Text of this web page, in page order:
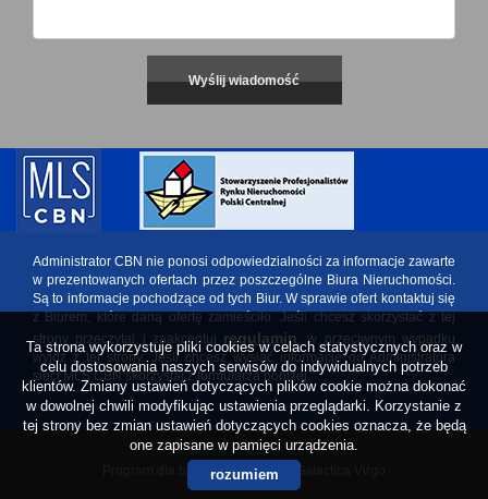
Administrator CBN nie ponosi odpowiedzialności za informacje zawarte
w prezentowanych ofertach przez poszczególne Biura Nieruchomości.
Są to informacje pochodzące od tych Biur. W sprawie ofert kontaktuj się
z Biurem, które daną ofertę zamieściło. Jeśli chcesz skorzystać z tej
strony przeczytaj i zaakceptuj regulamin, w przeciwnym wypadku
wyjdź z tej strony. Jeśli chcesz wysłać informację do Administratora
sieci MLS CBN skorzystaj z formularza poniżej.
Program dla biur nieruchomości
Ta strona wykorzystuje pliki cookies w celach statystycznych oraz w
celu dostosowania naszych serwisów do indywidualnych potrzeb
klientów. Zmiany ustawień dotyczących plików cookie można dokonać
w dowolnej chwili modyfikując ustawienia przeglądarki. Korzystanie z
tej strony bez zmian ustawień dotyczących cookies oznacza, że będą
one zapisane w pamięci urządzenia.
rozumiem